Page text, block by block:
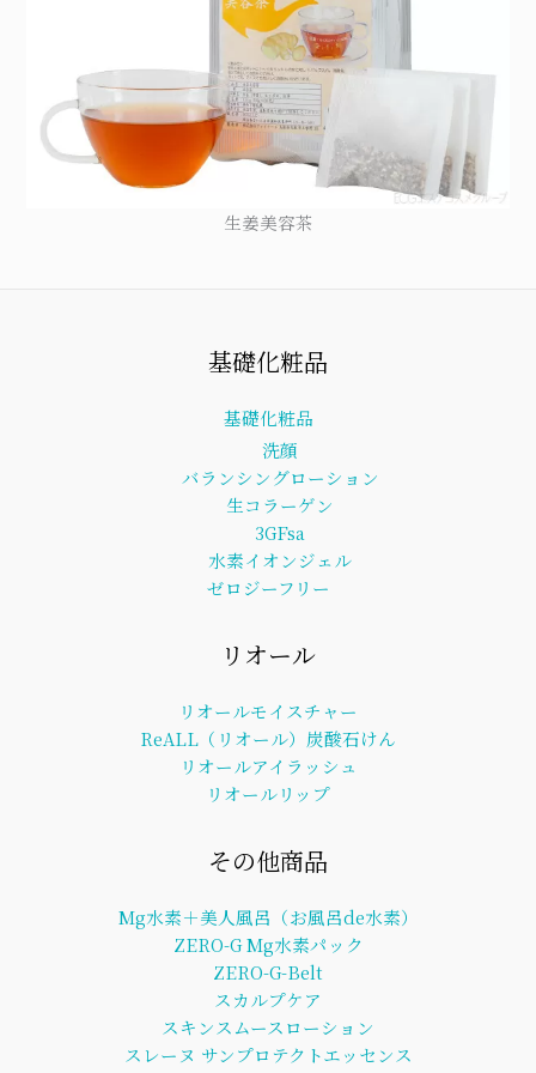
生姜美容茶
基礎化粧品
基礎化粧品
洗顔
バランシングローション
生コラーゲン
3GFsa
水素イオンジェル
ゼロジーフリー
リオール
リオールモイスチャー
ReALL（リオール）炭酸石けん
リオールアイラッシュ
リオールリップ
その他商品
Mg水素＋美人風呂（お風呂de水素）
ZERO-G Mg水素パック
ZERO-G-Belt
スカルプケア
スキンスムースローション
スレーヌ サンプロテクトエッセンス